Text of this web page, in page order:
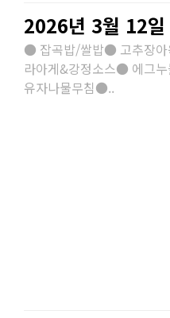
2026년 3월 12일
● 잡곡밥/쌀밥● 고추장
라아게&강정소스● 에그
유자나물무침●..